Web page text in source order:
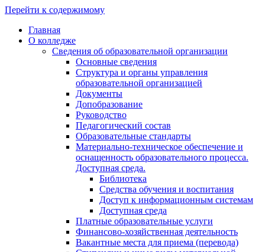
Перейти к содержимому
Главная
О колледже
Сведения об образовательной организации
Основные сведения
Структура и органы управления
образовательной организацией
Документы
Допобразование
Руководство
Педагогический состав
Образовательные стандарты
Материально-техническое обеспечение и
оснащенность образовательного процесса.
Доступная среда.
Библиотека
Средства обучения и воспитания
Доступ к информационным системам
Доступная среда
Платные образовательные услуги
Финансово-хозяйственная деятельность
Вакантные места для приема (перевода)